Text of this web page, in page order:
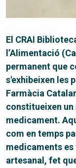
El CRAI
l’Alimentació
permanent que
s'exhibeixen les
Farmàcia
constitueixen un
medicament.
com en temps
medicaments es
artesanal, fet